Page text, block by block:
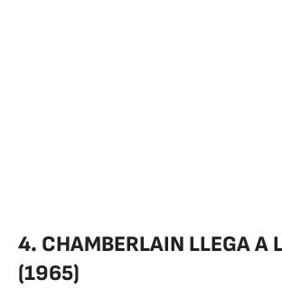
4. CHAMBERLAIN LLEGA A
(1965)